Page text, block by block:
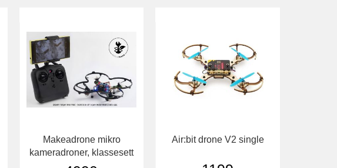
Makeadrone mikro
kameradroner, klassesett
Air:bit drone V2 single